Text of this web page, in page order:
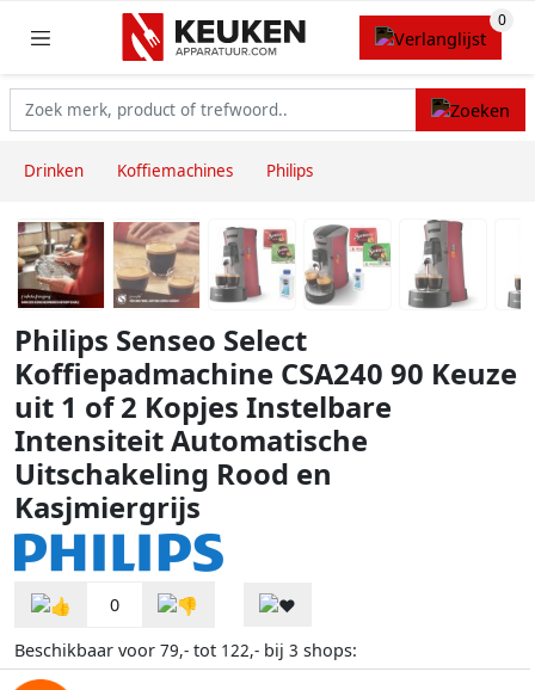
Drinken Koffiemachines Philips
Philips Senseo Select
Koffiepadmachine CSA240 90 Keuze
uit 1 of 2 Kopjes Instelbare
Intensiteit Automatische
Uitschakeling Rood en
Kasjmiergrijs
0
Beschikbaar voor 79,- tot 122,- bij 3 shops: